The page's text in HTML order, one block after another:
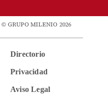
© GRUPO MILENIO 2026
Directorio
Privacidad
Aviso Legal